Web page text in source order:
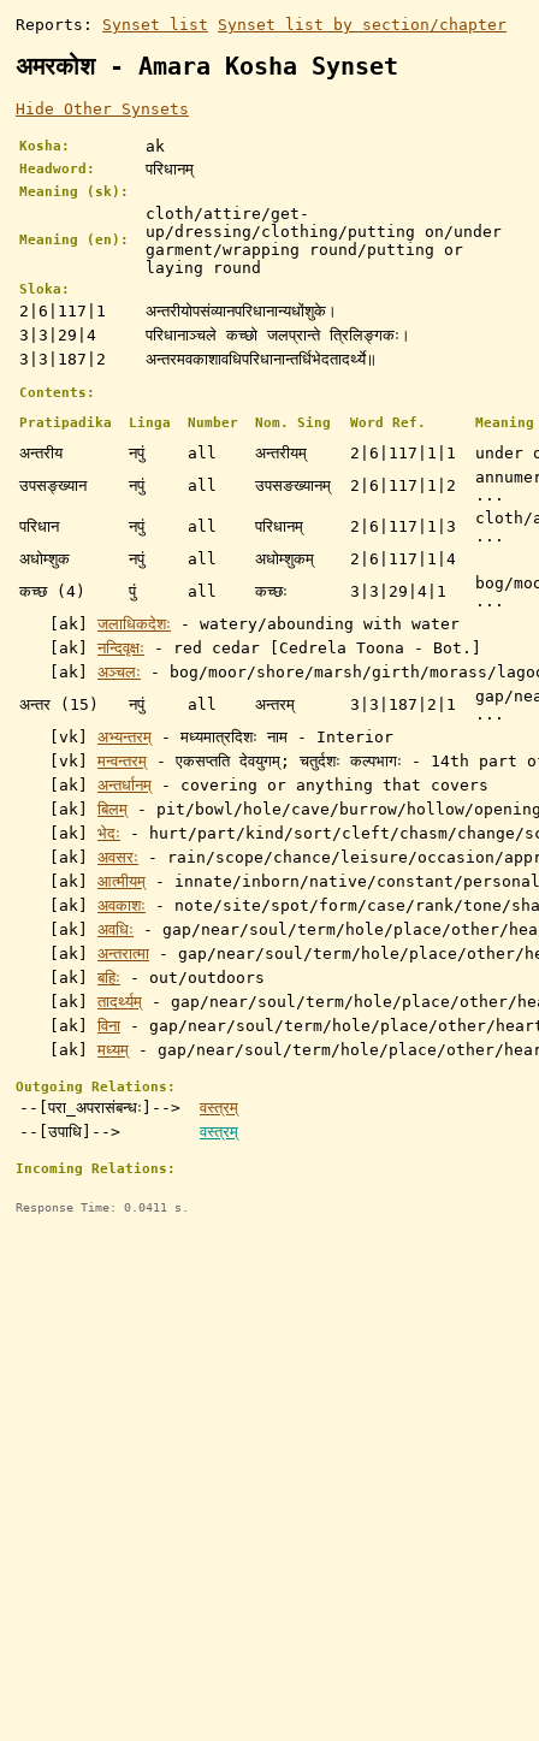
Reports: Synset list Synset list by section/chapter
अमरकोश - Amara Kosha Synset
Hide Other Synsets
Kosha: ak
Headword: परिधानम्
Meaning (sk):
Meaning (en):
cloth/attire/get-
up/dressing/clothing/putting on/under
garment/wrapping round/putting or
laying round
Sloka:
2|6|117|1
अन्तरीयोपसंव्यानपरिधानान्यधोंशुके।
3|3|29|4
परिधानाञ्चले कच्छो जलप्रान्ते त्रिलिङ्गकः।
3|3|187|2
अन्तरमवकाशावधिपरिधानान्तर्धिभेदतादर्थ्ये॥
Contents:
Pratipadika
Linga Number Nom. Sing Word Ref.
अन्तरीय नपुं all अन्तरीयम् 2|6|117|1|1
under
उपसङ्ख्यान
नपुं all उपसङख्यानम् 2|6|117|1|2
...
परिधान
नपुं all परिधानम् 2|6|117|1|3
cloth/
...
अधोम्शुक
नपुं all अधोम्शुकम्
2|6|117|1|4
कच्छ (4)
पुं all कच्छः 3|3|29|4|1
bog/
...
[ak]जलाधिकदेशः - watery/abounding with water
[ak]नन्दिवृक्षः - red cedar [Cedrela Toona - Bot.]
[ak] अञ्चलः -
bog/moor/shore/marsh/girth/morass/
अन्तर (15)
नपुं all अन्तरम् 3|3|187|2|1
gap/
...
[vk] अभ्यन्तरम् - मध्यमात्रदिशः नाम - Interior
[vk]मन्वन्तरम् - एकसप्तति देवयुगम्; चतुर्दशः कल्पभागः - 14th
[ak] अन्तर्धानम् - covering or anything that covers
[ak]बिलम् - pit/bowl/hole/cave/burrow/hollow/
[ak] भेदः -
hurt/part/kind/sort/cleft/chasm/change/
[ak] अवसरः - rain/scope/chance/leisure/occasion/
[ak] आत्मीयम् - innate/inborn/native/constant/
[ak] अवकाशः - note/site/spot/form/case/rank/tone/
[ak] अवधिः - gap/near/soul/term/hole/place/other/
[ak] अन्तरात्मा - gap/near/soul/term/hole/place/
[ak]बहिः - out/outdoors
[ak]तादर्थ्यम् - gap/near/soul/term/hole/place/other/
[ak]विना - gap/near/soul/term/hole/place/other/
[ak]मध्यम् - gap/near/soul/term/hole/place/other/
Outgoing Relations:
--[परा_अपरासंबन्धः]-->
वस्त्रम्
--[उपाधि]-->
वस्त्रम्
Incoming Relations:
Response Time: 0.0411 s.